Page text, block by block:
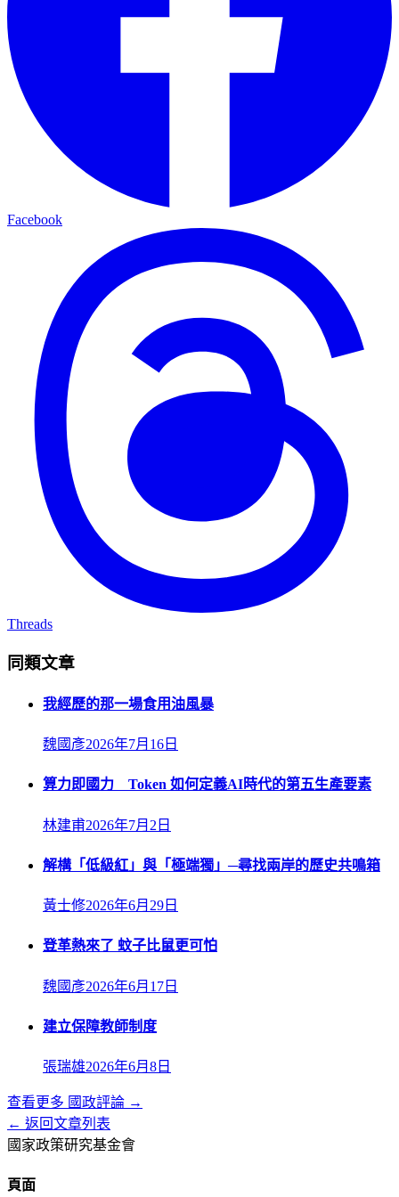
Facebook
Threads
同類文章
我經歷的那一場食用油風暴
魏國彥2026年7月16日
算力即國力 Token 如何定義AI時代的第五生產要素
林建甫2026年7月2日
解構「低級紅」與「極端獨」─尋找兩岸的歷史共鳴箱
黃士修2026年6月29日
登革熱來了 蚊子比鼠更可怕
魏國彥2026年6月17日
建立保障教師制度
張瑞雄2026年6月8日
查看更多 國政評論 →
← 返回文章列表
國家政策研究基金會
頁面